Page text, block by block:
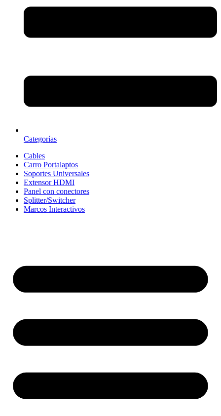
Categorías
Cables
Carro Portalaptos
Soportes Universales
Extensor HDMI
Panel con conectores
Splitter/Switcher
Marcos Interactivos